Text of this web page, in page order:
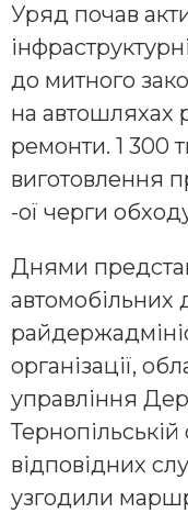
Уряд почав
до митного
на автошляхах
ремонти. 1 300
виготовлення
-ої черги
Днями
автомобільних
організації,
управління
Тернопільській
відповідних
узгодили